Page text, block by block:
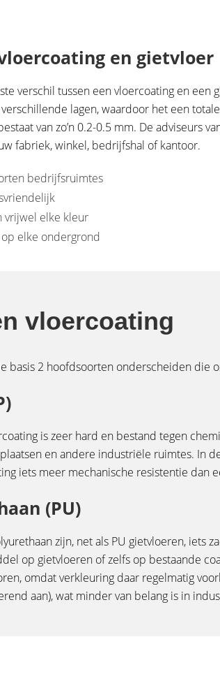
en gietvloer
verschil tussen een vloercoating en
lagen, waardoor het een
van zo’n 0.2-0.5 mm. De adviseurs
fabriek, winkel, bedrijfshal of kantoor.
bedrijfsruimtes
vrijwel elke kleur
elke ondergrond
vloercoating
basis 2 hoofdsoorten onderscheiden die
is zeer hard en bestand tegen
en andere industriële ruimtes. In
iets meer mechanische resistentie dan
(PU)
zijn, net als PU gietvloeren, iets
op gietvloeren of zelfs op bestaande
omdat verkleuring daar regelmatig
aan), wat minder van belang is in